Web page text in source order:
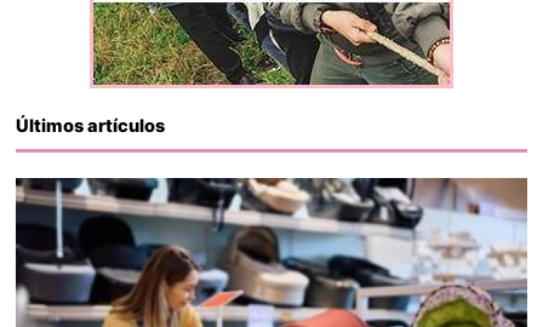
Últimos artículos